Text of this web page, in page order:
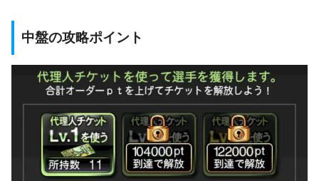
中盤の攻略ポイント